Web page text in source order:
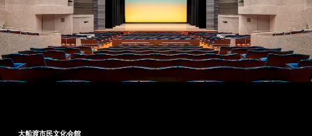
大船渡市民文化会館